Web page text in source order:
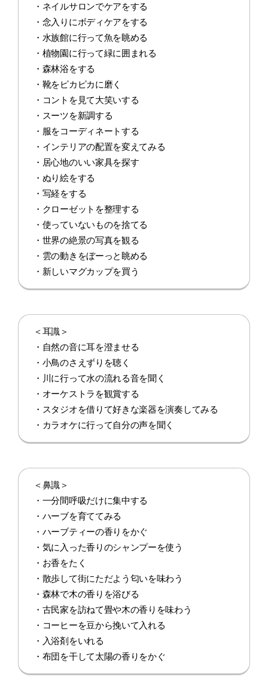
・ネイルサロンでケアをする
・念入りにボディケアをする
・水族館に行って魚を眺める
・植物園に行って緑に囲まれる
・森林浴をする
・靴をピカピカに磨く
・コントを見て大笑いする
・スーツを新調する
・服をコーディネートする
・インテリアの配置を変えてみる
・居心地のいい家具を探す
・ぬり絵をする
・写経をする
・クローゼットを整理する
・使っていないものを捨てる
・世界の絶景の写真を観る
・雲の動きをぼーっと眺める
・新しいマグカップを買う
＜耳識＞
・自然の音に耳を澄ませる
・小鳥のさえずりを聴く
・川に行って水の流れる音を聞く
・オーケストラを観賞する
・スタジオを借りて好きな楽器を演奏してみる
・カラオケに行って自分の声を聞く
＜鼻識＞
・一分間呼吸だけに集中する
・ハーブを育ててみる
・ハーブティーの香りをかぐ
・気に入った香りのシャンプーを使う
・お香をたく
・散歩して街にただよう匂いを味わう
・森林で木の香りを浴びる
・古民家を訪ねて畳や木の香りを味わう
・コーヒーを豆から挽いて入れる
・入浴剤をいれる
・布団を干して太陽の香りをかぐ